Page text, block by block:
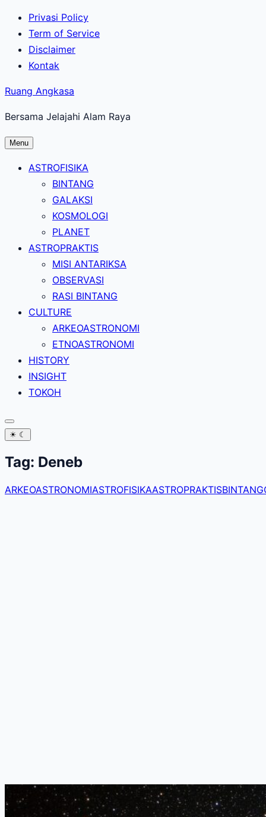
Lewati
konten
utama
Privasi Policy
Term of Service
Disclaimer
Kontak
Ruang Angkasa
Bersama Jelajahi Alam Raya
Menu
ASTROFISIKA
BINTANG
GALAKSI
KOSMOLOGI
PLANET
ASTROPRAKTIS
MISI ANTARIKSA
OBSERVASI
RASI BINTANG
CULTURE
ARKEOASTRONOMI
ETNOASTRONOMI
HISTORY
INSIGHT
TOKOH
☀ ☾
Tag: Deneb
ARKEOASTRONOMIASTROFISIKAASTROPRAKTISBINTANG